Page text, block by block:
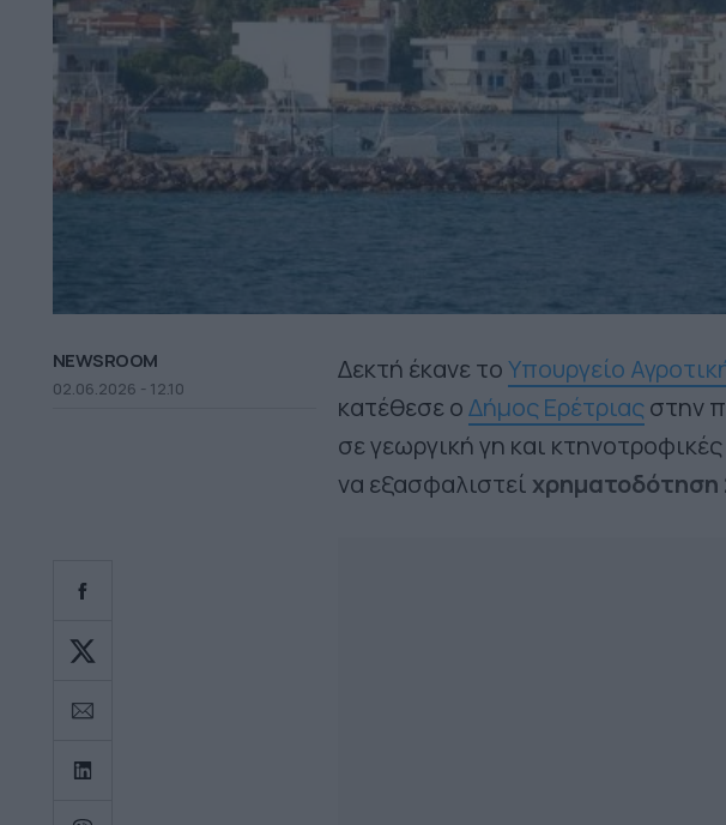
NEWSROOM
02.06.2026 - 12.10
Δεκτή έκανε τοΥπουργείο
κατέθεσε οΔήμος Ερέτριαςστην
σε γεωργική γη και
να εξασφαλιστεί χρηματοδότηση